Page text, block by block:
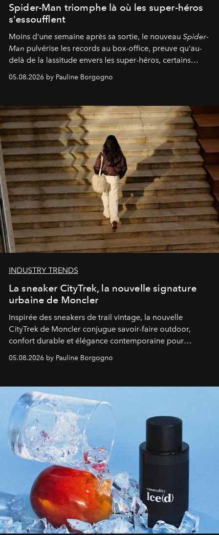
Spider-Man triomphe là où les super-héros
s'essoufflent
Moins d'une semaine après sa sortie, le nouveau Spider-
Man pulvérise les records au box-office, preuve qu'au-
delà de la lassitude envers les super-héros, certains
personnages continuent de susciter une ferveur intacte.
05.08.2026 by Pauline Borgogno
INDUSTRY TRENDS
La sneaker CityTrek, la nouvelle signature
urbaine de Moncler
Inspirée des sneakers de trail vintage, la nouvelle
CityTrek de Moncler conjugue savoir-faire outdoor,
confort durable et élégance contemporaine pour
accompagner les explorations du quotidien.
05.08.2026 by Pauline Borgogno